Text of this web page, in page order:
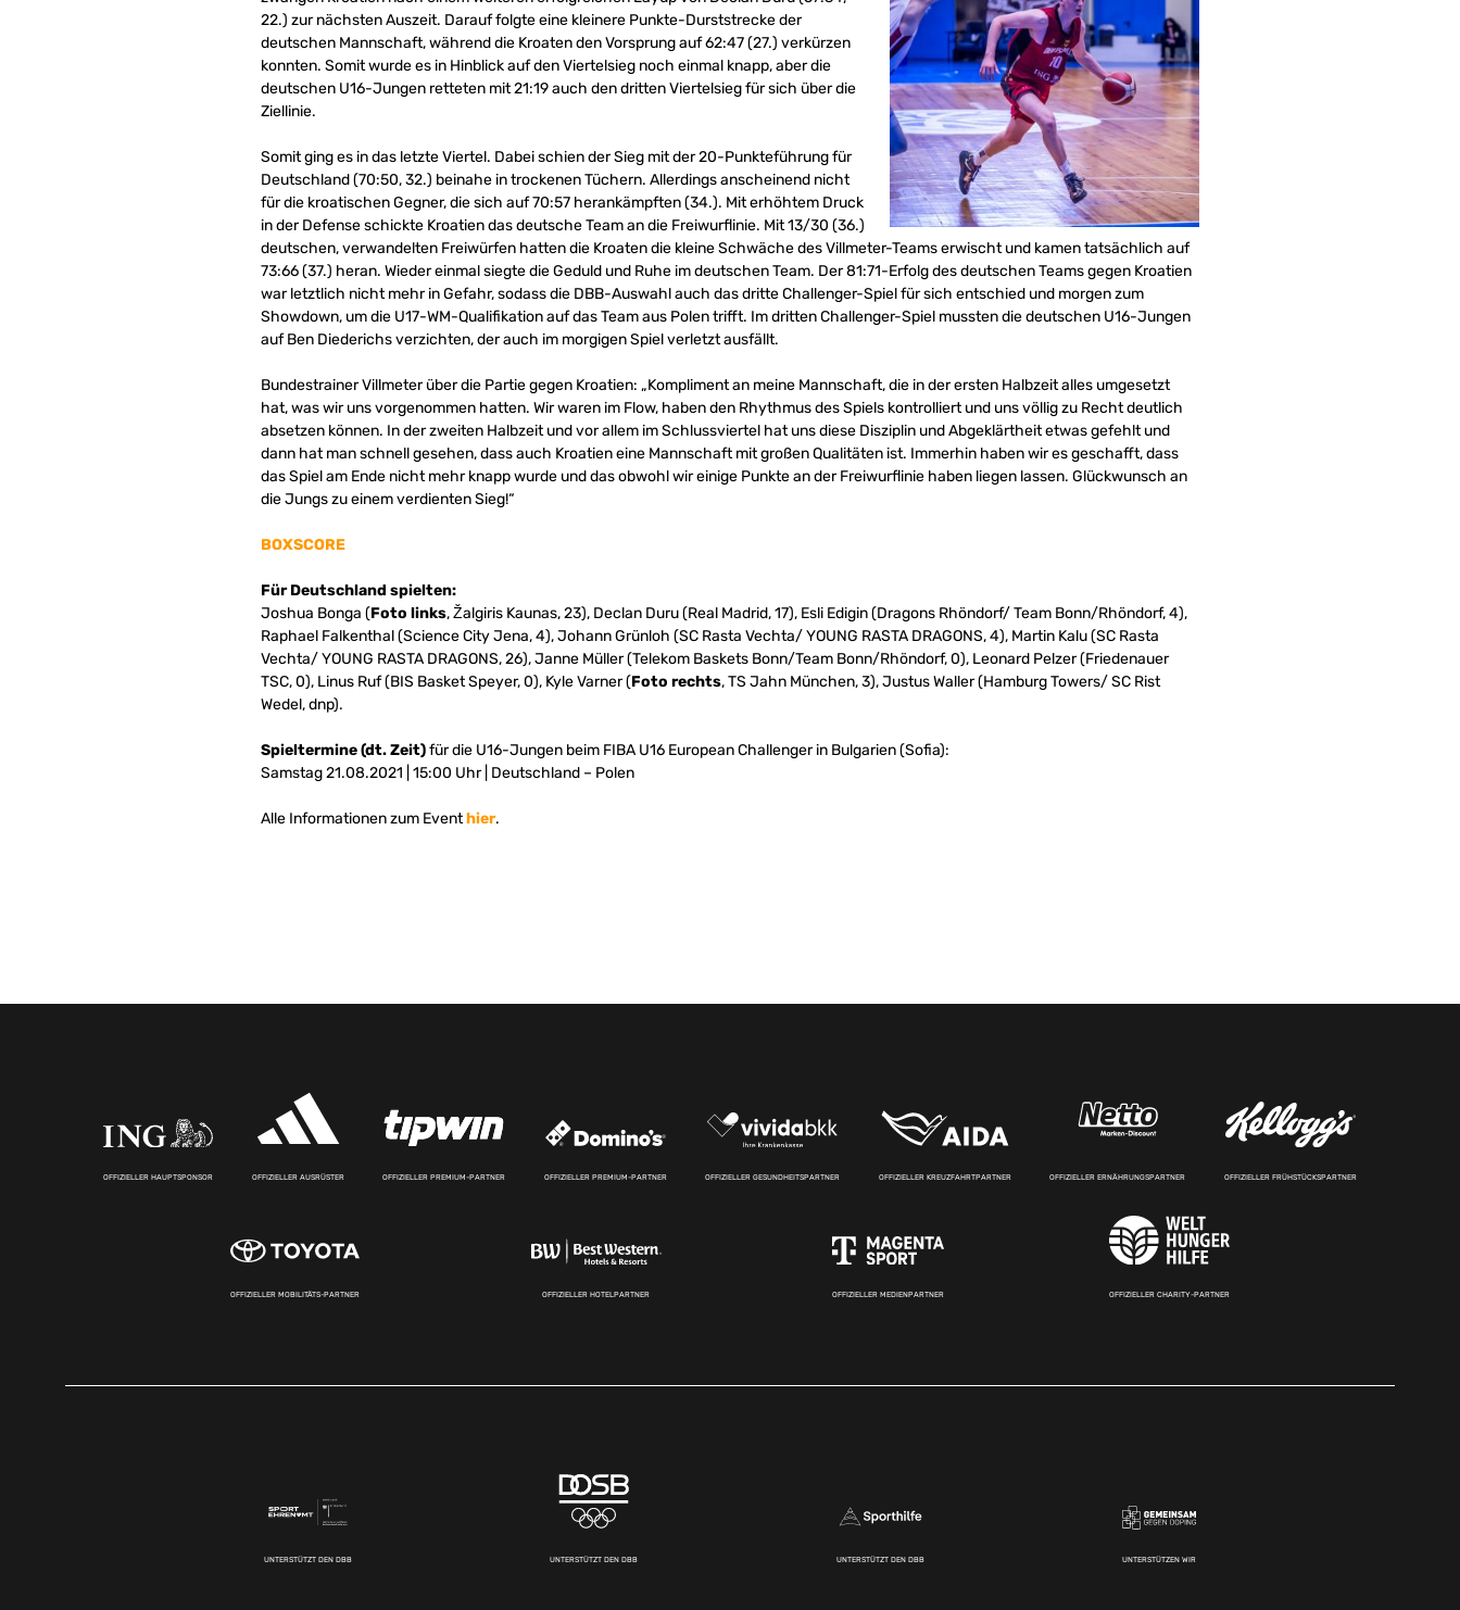
22.) zur nächsten Auszeit. Darauf folgte eine kleinere Punkte-Durststrecke der
deutschen Mannschaft, während die Kroaten den Vorsprung auf 62:47 (27.) verkürzen
konnten. Somit wurde es in Hinblick auf den Viertelsieg noch einmal knapp, aber die
deutschen U16-Jungen retteten mit 21:19 auch den dritten Viertelsieg für sich über die
Ziellinie.
Somit ging es in das letzte Viertel. Dabei schien der Sieg mit der 20-Punkteführung für
Deutschland (70:50, 32.) beinahe in trockenen Tüchern. Allerdings anscheinend nicht
für die kroatischen Gegner, die sich auf 70:57 herankämpften (34.). Mit erhöhtem Druck
in der Defense schickte Kroatien das deutsche Team an die Freiwurflinie. Mit 13/30 (36.)
deutschen, verwandelten Freiwürfen hatten die Kroaten die kleine Schwäche des Villmeter-Teams erwischt und kamen tatsächlich auf
73:66 (37.) heran. Wieder einmal siegte die Geduld und Ruhe im deutschen Team. Der 81:71-Erfolg des deutschen Teams gegen Kroatien
war letztlich nicht mehr in Gefahr, sodass die DBB-Auswahl auch das dritte Challenger-Spiel für sich entschied und morgen zum
Showdown, um die U17-WM-Qualifikation auf das Team aus Polen trifft. Im dritten Challenger-Spiel mussten die deutschen U16-Jungen
auf Ben Diederichs verzichten, der auch im morgigen Spiel verletzt ausfällt.
Bundestrainer Villmeter über die Partie gegen Kroatien: „Kompliment an meine Mannschaft, die in der ersten Halbzeit alles umgesetzt
hat, was wir uns vorgenommen hatten. Wir waren im Flow, haben den Rhythmus des Spiels kontrolliert und uns völlig zu Recht deutlich
absetzen können. In der zweiten Halbzeit und vor allem im Schlussviertel hat uns diese Disziplin und Abgeklärtheit etwas gefehlt und
dann hat man schnell gesehen, dass auch Kroatien eine Mannschaft mit großen Qualitäten ist. Immerhin haben wir es geschafft, dass
das Spiel am Ende nicht mehr knapp wurde und das obwohl wir einige Punkte an der Freiwurflinie haben liegen lassen. Glückwunsch an
die Jungs zu einem verdienten Sieg!“
BOXSCORE
Für Deutschland spielten:
Joshua Bonga (Foto links, Žalgiris Kaunas, 23), Declan Duru (Real Madrid, 17), Esli Edigin (Dragons Rhöndorf/ Team Bonn/Rhöndorf, 4),
Raphael Falkenthal (Science City Jena, 4), Johann Grünloh (SC Rasta Vechta/ YOUNG RASTA DRAGONS, 4), Martin Kalu (SC Rasta
Vechta/ YOUNG RASTA DRAGONS, 26), Janne Müller (Telekom Baskets Bonn/Team Bonn/Rhöndorf, 0), Leonard Pelzer (Friedenauer
TSC, 0), Linus Ruf (BIS Basket Speyer, 0), Kyle Varner (Foto rechts, TS Jahn München, 3), Justus Waller (Hamburg Towers/ SC Rist
Wedel, dnp).
Spieltermine(dt. Zeit)für die U16-Jungen beim FIBA U16 European Challenger in Bulgarien (Sofia):
Samstag 21.08.2021 | 15:00 Uhr | Deutschland – Polen
Alle Informationen zum Eventhier.
OFFIZIELLER HAUPTSPONSOR OFFIZIELLER AUSRÜSTER OFFIZIELLER PREMIUM-PARTNER OFFIZIELLER PREMIUM-PARTNER OFFIZIELLER GESUNDHEITSPARTNER OFFIZIELLER KREUZFAHRTPARTNER OFFIZIELLER ERNÄHRUNGSPARTNER OFFIZIELLER FRÜHSTÜCKSPARTNER
OFFIZIELLER MOBILITÄTS-PARTNER OFFIZIELLER HOTELPARTNER OFFIZIELLER MEDIENPARTNER OFFIZIELLER CHARITY-PARTNER
UNTERSTÜTZT DEN DBB UNTERSTÜTZT DEN DBB UNTERSTÜTZT DEN DBB UNTERSTÜTZEN WIR